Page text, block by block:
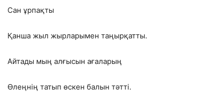
Сан ұрпақты
Қанша жыл жырларымен таңырқатты.
Айтады мың алғысын ағаларың
Өлеңнің татып өскен балын тәтті.